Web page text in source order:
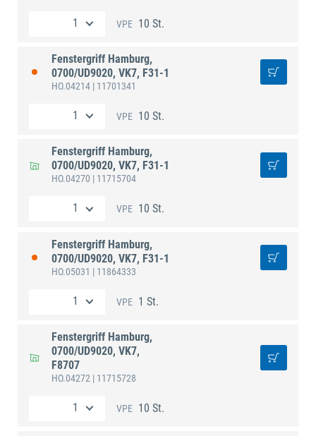
VPE 10 St.
Fenstergriff Hamburg,
0700/UD9020, VK7, F31-1
HO.04214 | 11701341
VPE 10 St.
Fenstergriff Hamburg,
0700/UD9020, VK7, F31-1
HO.04270 | 11715704
VPE 10 St.
Fenstergriff Hamburg,
0700/UD9020, VK7, F31-1
HO.05031 | 11864333
VPE 1 St.
Fenstergriff Hamburg,
0700/UD9020, VK7,
F8707
HO.04272 | 11715728
VPE 10 St.